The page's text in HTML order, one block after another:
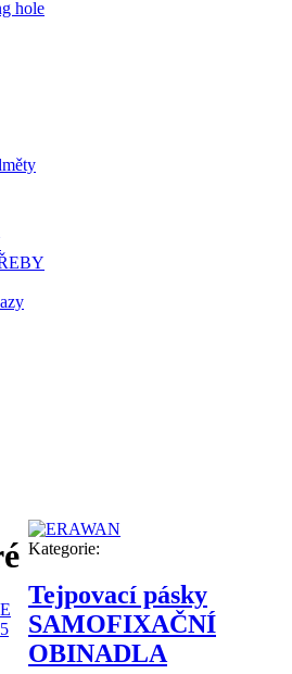
hole
Kategorie:
Tejpovací pásky
SAMOFIXAČNÍ
OBINADLA